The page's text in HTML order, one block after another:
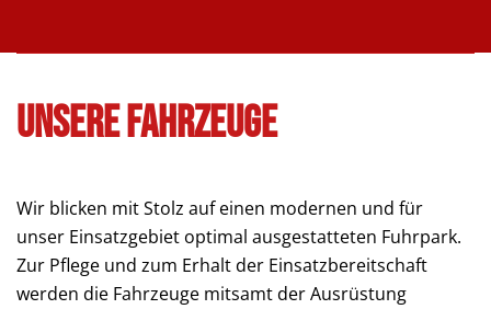
Unsere Fahrzeuge
Wir blicken mit Stolz auf einen modernen und für
unser Einsatzgebiet optimal ausgestatteten Fuhrpark.
Zur Pflege und zum Erhalt der Einsatzbereitschaft
werden die Fahrzeuge mitsamt der Ausrüstung